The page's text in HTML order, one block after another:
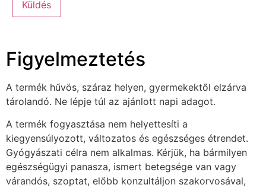
Figyelmeztetés
A termék hűvös, száraz helyen, gyermekektől elzárva
tárolandó. Ne lépje túl az ajánlott napi adagot.
A termék fogyasztása nem helyettesíti a
kiegyensúlyozott, változatos és egészséges étrendet.
Gyógyászati célra nem alkalmas. Kérjük, ha bármilyen
egészségügyi panasza, ismert betegsége van vagy
várandós, szoptat, előbb konzultáljon szakorvosával,